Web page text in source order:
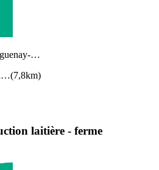
…
(7,8km)
laitière - ferme